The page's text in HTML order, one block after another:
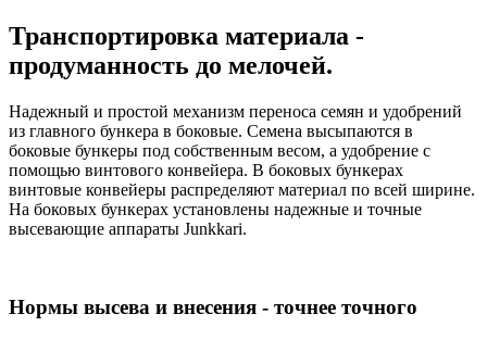
Транспортировка материала -
продуманность до мелочей.
Надежный и простой механизм переноса семян и удобрений
из главного бункера в боковые. Семена высыпаются в
боковые бункеры под собственным весом, а удобрение с
помощью винтового конвейера. В боковых бункерах
винтовые конвейеры распределяют материал по всей ширине.
На боковых бункерах установлены надежные и точные
высевающие аппараты Junkkari.
Нормы высева и внесения - точнее точного